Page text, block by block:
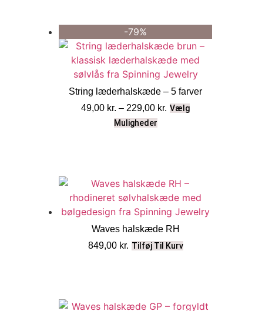
-79%
String læderhalskæde – 5 farver
49,00 kr. – 229,00 kr. Vælg
Muligheder
Waves halskæde RH
849,00 kr. Tilføj Til Kurv